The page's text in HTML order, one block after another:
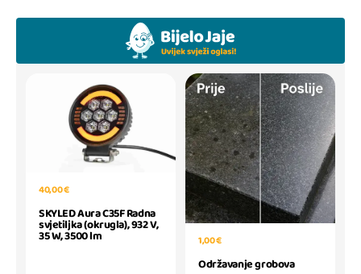
40,00 €
SKYLED Aura C35F Radna
svjetiljka (okrugla), 932 V,
35 W, 3500 lm 1,00 €
Održavanje grobova